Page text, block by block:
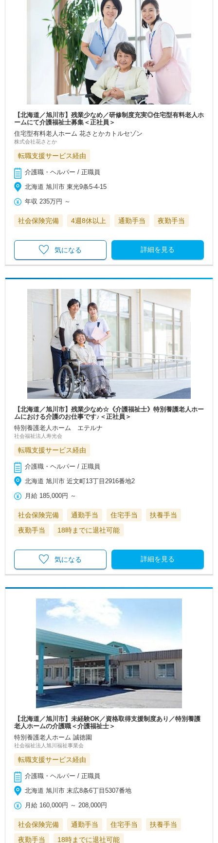
【北海道／旭川市】残業少なめ／研修制度充実◎住宅型有料老人ホ
ームにて介護福祉士募集＜正社員＞
住宅型有料老人ホーム 花さとかカトルセゾン
株式会社花さとか
転職支援サービス経由
介護職・ヘルパー / 正職員
北海道 旭川市 東光9条5‐4‐15
年収 235万円 ～
社会保険完備 4週8休以上 通勤手当 夜勤手当
詳細を見る
気になる
【北海道／旭川市】残業少なめ☆《介護福祉士》特別養護老人ホー
ムにおける介護のお仕事です♪＜正社員＞
特別養護老人ホーム エテルナ
社会福祉法人寿光会
転職支援サービス経由
介護職・ヘルパー / 正職員
北海道 旭川市 近文町13丁目2916番地2
月給 185,000円 ～
社会保険完備 通勤手当 住宅手当
扶養手当
夜勤手当
18時までに退社可能
詳細を見る
気になる
【北海道／旭川市】未経験OK／資格取得支援制度あり／特別養護
老人ホームの介護職＜介護福祉士＞
特別養護老人ホーム 誠徳園
社会福祉法人旭川福祉事業会
転職支援サービス経由
介護職・ヘルパー / 正職員
北海道 旭川市 末広8条6丁目5307番地
月給 160,000円 ～208,000円
社会保険完備 通勤手当 住宅手当
扶養手当
夜勤手当
18時までに退社可能